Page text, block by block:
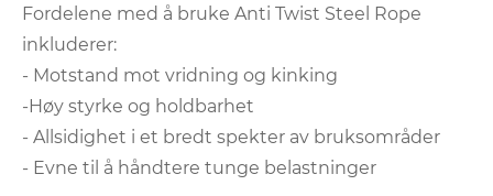
Fordelene med å bruke Anti Twist Steel Rope
inkluderer:
- Motstand mot vridning og kinking
-Høy styrke og holdbarhet
- Allsidighet i et bredt spekter av bruksområder
- Evne til å håndtere tunge belastninger